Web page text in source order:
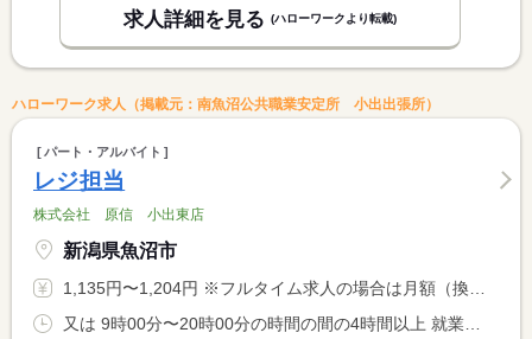
求人詳細を見る (ハローワークより転載)
ハローワーク求人（掲載元：南魚沼公共職業安定所 小出出張所）
パート・アルバイト
レジ担当
株式会社 原信 小出東店
新潟県魚沼市
1,135円〜1,204円 ※フルタイム求人の場合は月額（換算額）、パート求人の場合は時間額を表示しています。
又は 9時00分〜20時00分の時間の間の4時間以上 就業時間に関する特記事項 就業時間については相談可